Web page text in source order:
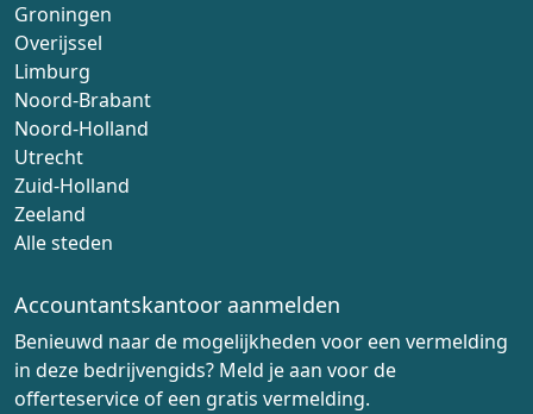
Groningen
Overijssel
Limburg
Noord-Brabant
Noord-Holland
Utrecht
Zuid-Holland
Zeeland
Alle steden
Accountantskantoor aanmelden
Benieuwd naar de mogelijkheden voor een vermelding
in deze bedrijvengids? Meld je aan voor de
offerteservice of een gratis vermelding.